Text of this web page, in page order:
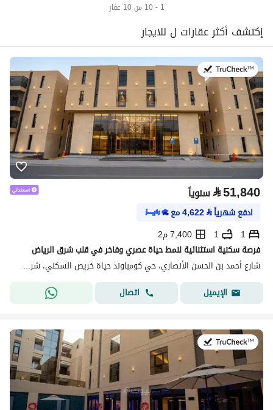
1 - 10 من 10 عقار
إكتشف أكثر عقارات ل للايجار
في:20 يوليو 2026
⃁51,840 سنوياً
ادفع شهرياً⃁
4,622مع
1
1
7,400 م2
فرصة سكنية استثنائية لنمط حياة عصري وفاخر في قلب شرق الرياض
شارع أحمد بن الحسن الأنصاري، حي كومباوند حياة خريص السكني، شرق الرياض، الرياض
الإيميل
اتصال
في:20 يوليو 2026